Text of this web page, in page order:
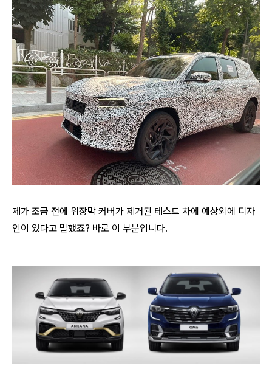
제가 조금 전에 위장막 커버가 제거된 테스트 차에 예상외에 디자
인이 있다고 말했죠? 바로 이 부분입니다.